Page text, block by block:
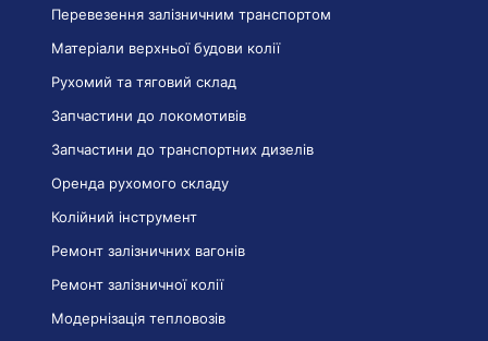
Перевезення залізничним транспортом
Матеріали верхньої будови колії
Рухомий та тяговий склад
Запчастини до локомотивів
Запчастини до транспортних дизелів
Оренда рухомого складу
Колійний інструмент
Ремонт залізничних вагонів
Ремонт залізничної колії
Модернізація тепловозів